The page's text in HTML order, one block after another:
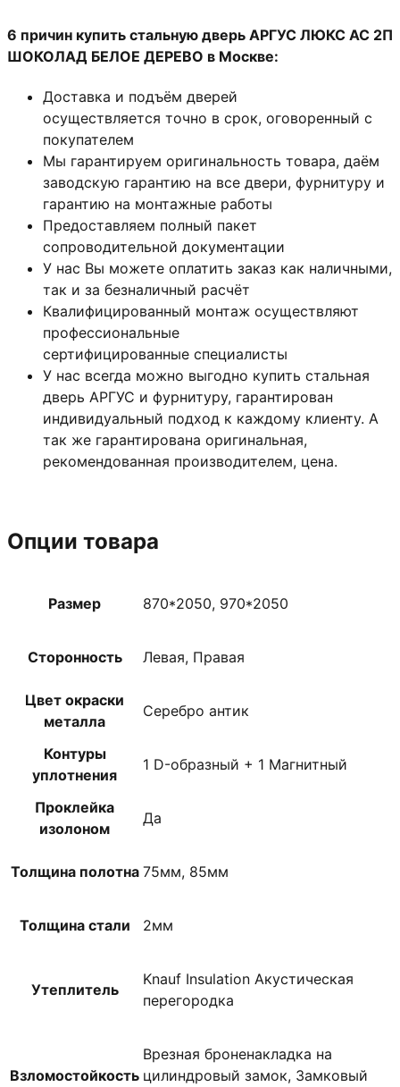
6 причин купить стальную дверь АРГУС ЛЮКС АС 2П
ШОКОЛАД БЕЛОЕ ДЕРЕВО в Москве:
Доставка и подъём дверей
осуществляется точно в срок, оговоренный с
покупателем
Мы гарантируем оригинальность товара, даём
заводскую гарантию на все двери, фурнитуру и
гарантию на монтажные работы
Предоставляем полный пакет
сопроводительной документации
У нас Вы можете оплатить заказ как наличными,
так и за безналичный расчёт
Квалифицированный монтаж осуществляют
профессиональные
сертифицированные специалисты
У нас всегда можно выгодно купить стальная
дверь АРГУС и фурнитуру, гарантирован
индивидуальный подход к каждому клиенту. А
так же гарантирована оригинальная,
рекомендованная производителем, цена.
Опции товара
Размер 870*2050, 970*2050
Сторонность Левая, Правая
Цвет окраски
металла
Серебро антик
Контуры
уплотнения
1 D-образный + 1 Магнитный
Проклейка
изолоном
Да
Толщина полотна 75мм, 85мм
Толщина стали 2мм
Утеплитель
Knauf Insulation Акустическая
перегородка
Взломостойкость
Врезная броненакладка на
цилиндровый замок, Замковый